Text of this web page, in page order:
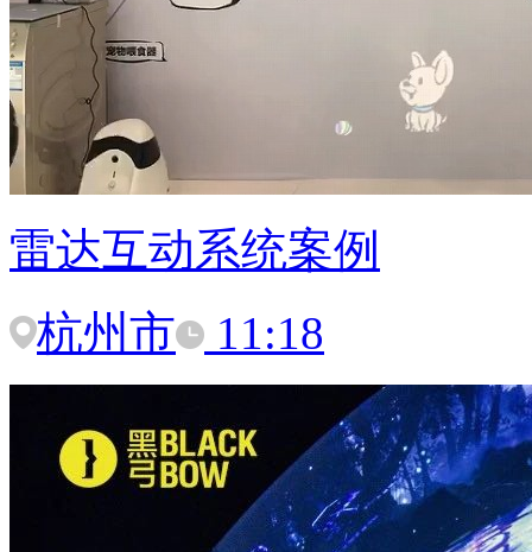
雷达互动系统案例
杭州市
11:18